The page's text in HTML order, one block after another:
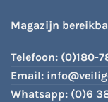
Magazijn
Telefoon: (0)180-
Email:
Whatsapp: (0)6